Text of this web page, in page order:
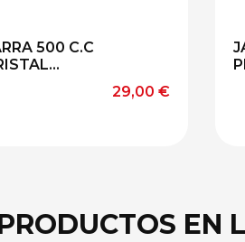
500 C.C
Precio
29,00 €
EN